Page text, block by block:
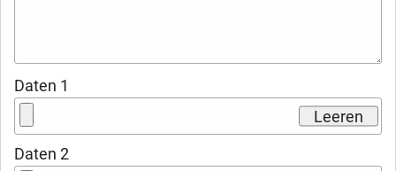
Daten 1
Leeren
Daten 2